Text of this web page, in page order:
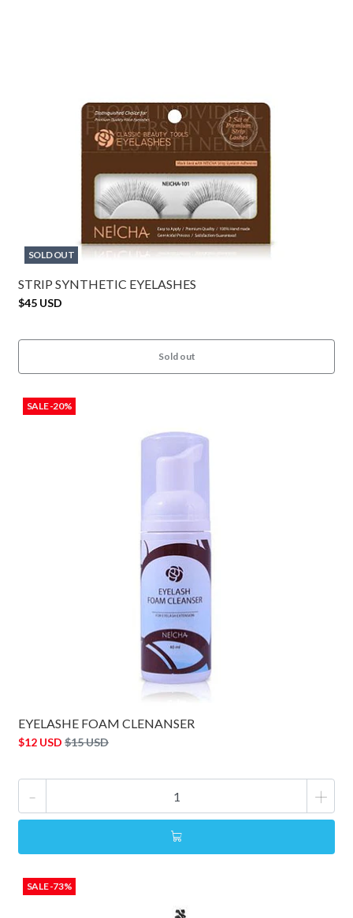
SOLD OUT
STRIP SYNTHETIC EYELASHES
$45 USD
Sold out
SALE -20%
EYELASHE FOAM CLENANSER
$12 USD $15 USD
- +
SALE -73%